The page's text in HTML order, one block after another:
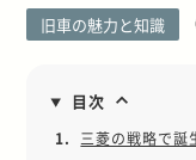
旧車の魅力と知識
目次
1.
三菱の戦略で誕